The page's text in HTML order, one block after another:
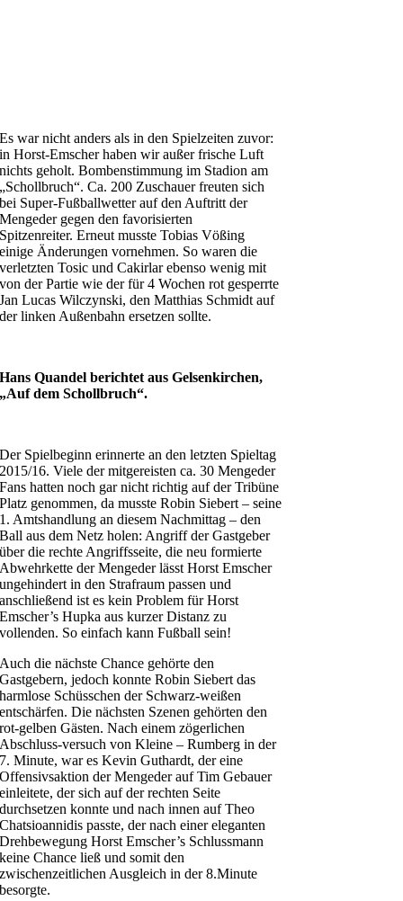
Es war nicht anders als in den Spielzeiten zuvor:
in Horst-Emscher haben wir außer frische Luft
nichts geholt. Bombenstimmung im Stadion am
„Schollbruch“. Ca. 200 Zuschauer freuten sich
bei Super-Fußballwetter auf den Auftritt der
Mengeder gegen den favorisierten
Spitzenreiter. Erneut musste Tobias Vößing
einige Änderungen vornehmen. So waren die
verletzten Tosic und Cakirlar ebenso wenig mit
von der Partie wie der für 4 Wochen rot gesperrte
Jan Lucas Wilczynski, den Matthias Schmidt auf
der linken Außenbahn ersetzen sollte.
Hans Quandel berichtet aus Gelsenkirchen,
„Auf dem Schollbruch“.
Der Spielbeginn erinnerte an den letzten Spieltag
2015/16. Viele der mitgereisten ca. 30 Mengeder
Fans hatten noch gar nicht richtig auf der Tribüne
Platz genommen, da musste Robin Siebert – seine
1. Amtshandlung an diesem Nachmittag – den
Ball aus dem Netz holen: Angriff der Gastgeber
über die rechte Angriffsseite, die neu formierte
Abwehrkette der Mengeder lässt Horst Emscher
ungehindert in den Strafraum passen und
anschließend ist es kein Problem für Horst
Emscher’s Hupka aus kurzer Distanz zu
vollenden. So einfach kann Fußball sein!
Auch die nächste Chance gehörte den
Gastgebern, jedoch konnte Robin Siebert das
harmlose Schüsschen der Schwarz-weißen
entschärfen. Die nächsten Szenen gehörten den
rot-gelben Gästen. Nach einem zögerlichen
Abschluss-versuch von Kleine – Rumberg in der
7. Minute, war es Kevin Guthardt, der eine
Offensivsaktion der Mengeder auf Tim Gebauer
einleitete, der sich auf der rechten Seite
durchsetzen konnte und nach innen auf Theo
Chatsioannidis passte, der nach einer eleganten
Drehbewegung Horst Emscher’s Schlussmann
keine Chance ließ und somit den
zwischenzeitlichen Ausgleich in der 8.Minute
besorgte.